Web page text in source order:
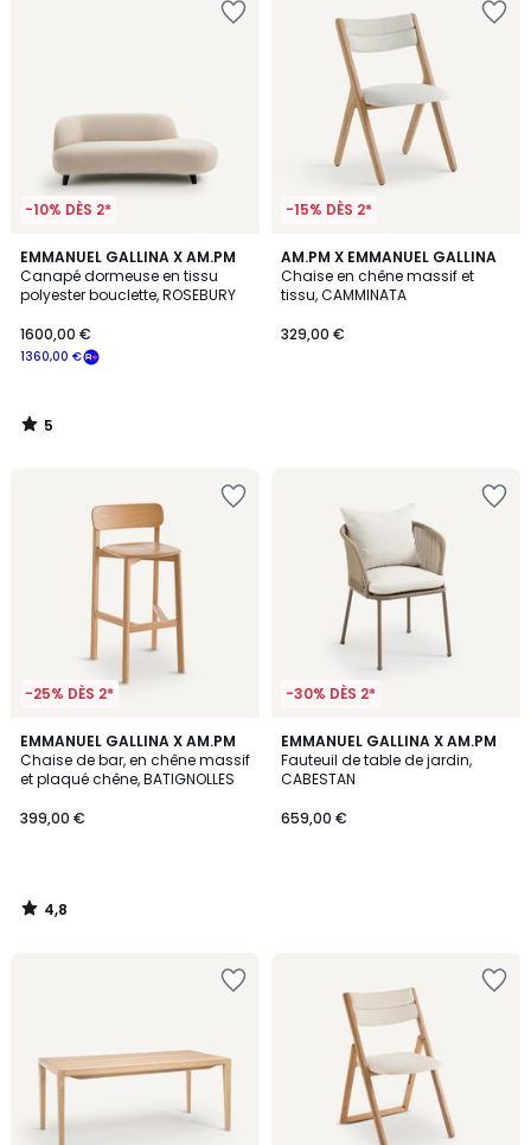
-10% DÈS 2*
EMMANUEL GALLINA X AM.PM
Canapé dormeuse en tissu
polyester bouclette, ROSEBURY
1360,00 €
1600,00 €
5
/
5
5
/
-15% DÈS 2*
AM.PM X EMMANUEL GALLINA
Chaise en chêne massif et
tissu, CAMMINATA
329,00 €
-25% DÈS 2*
EMMANUEL GALLINA X AM.PM
Chaise de bar, en chêne massif
et plaqué chêne, BATIGNOLLES
399,00 €
4,8
/ 5
4,8
/
-30% DÈS 2*
EMMANUEL GALLINA X AM.PM
Fauteuil de table de jardin,
CABESTAN
659,00 €